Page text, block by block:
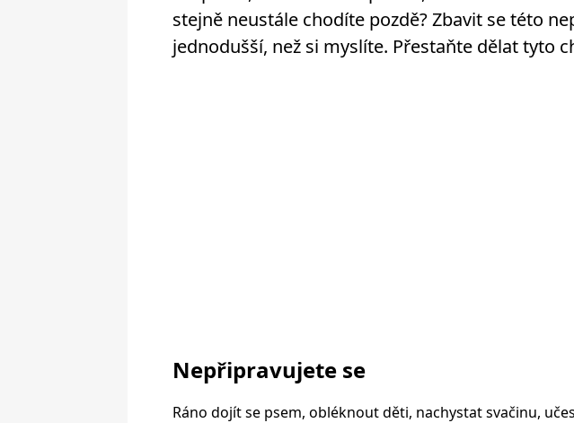
stejně neustále chodíte pozdě? Zbavit se této
jednodušší, než si myslíte. Přestaňte dělat tyto
Nepřipravujete se
Ráno dojít se psem, obléknout děti, nachystat svačinu,